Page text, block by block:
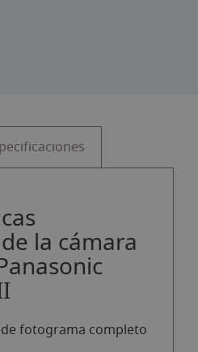
la cámara
de fotograma completo